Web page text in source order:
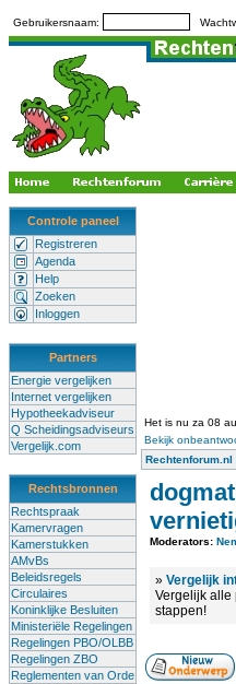
Gebruikersnaam:
Controle paneel
Registreren
Agenda
Help
Zoeken
Inloggen
Partners
Energie vergelijken
Internet vergelijken
Hypotheekadviseur
Q Scheidingsadviseurs
Vergelijk.com
Rechtsbronnen
Rechtspraak
Kamervragen
Kamerstukken
AMvBs
Beleidsregels
Circulaires
Koninklijke Besluiten
Ministeriële Regelingen
Regelingen PBO/OLBB
Regelingen ZBO
Reglementen van Orde
Het is nu za 08
Bekijk
Rechtenforum.nl
Moderators:
» Vergelijk
Vergelijk alle
stappen!